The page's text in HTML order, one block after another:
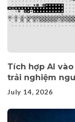
Tích hợp AI
trải nghiệm
July 14, 2026